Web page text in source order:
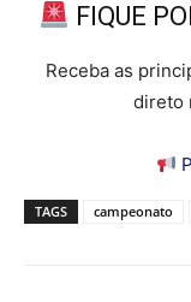
FIQUE
Receba as
direto
TAGS campeonato